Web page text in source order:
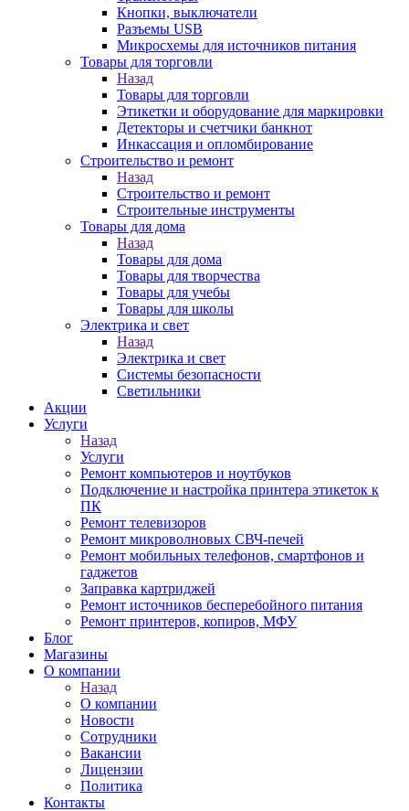
Кнопки, выключатели
Разъемы USB
Микросхемы для источников питания
Товары для торговли
Назад
Товары для торговли
Этикетки и оборудование для маркировки
Детекторы и счетчики банкнот
Инкассация и опломбирование
Строительство и ремонт
Назад
Строительство и ремонт
Строительные инструменты
Товары для дома
Назад
Товары для дома
Товары для творчества
Товары для учебы
Товары для школы
Электрика и свет
Назад
Электрика и свет
Системы безопасности
Светильники
Акции
Услуги
Назад
Услуги
Ремонт компьютеров и ноутбуков
Подключение и настройка принтера этикеток к
ПК
Ремонт телевизоров
Ремонт микроволновых СВЧ-печей
Ремонт мобильных телефонов, смартфонов и
гаджетов
Заправка картриджей
Ремонт источников бесперебойного питания
Ремонт принтеров, копиров, МФУ
Блог
Магазины
О компании
Назад
О компании
Новости
Сотрудники
Вакансии
Лицензии
Политика
Контакты